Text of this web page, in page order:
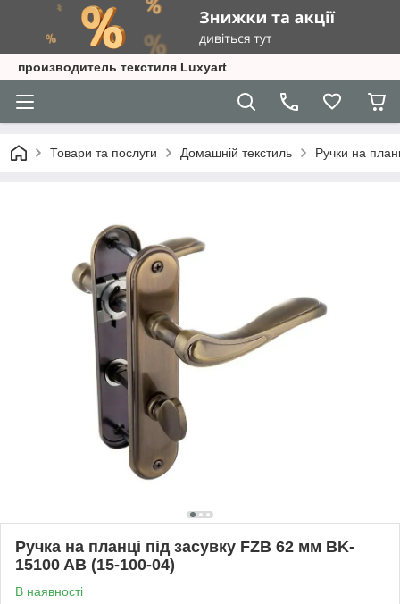
производитель текстиля Luxyart
Товари та послуги Домашній текстиль Ручки на
Ручка на планці під засувку FZB 62 мм BK-
15100 AB (15-100-04)
В наявності